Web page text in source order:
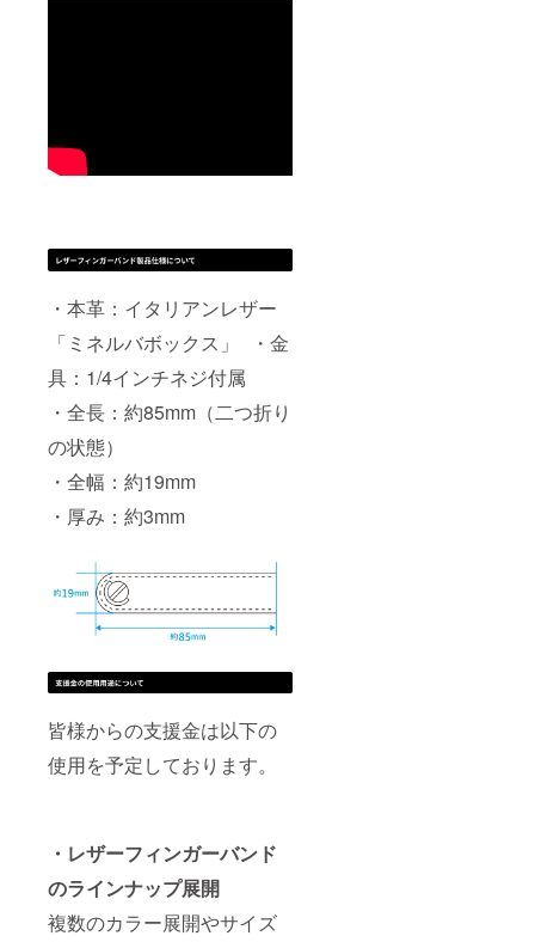
・本革：イタリアンレザー
「ミネルバボックス」 ・金
具：1/4インチネジ付属
・全長：約85mm（二つ折り
の状態）
・全幅：約19mm
・厚み：約3mm
皆様からの支援金は以下の
使用を予定しております。
・レザーフィンガーバンド
のラインナップ展開
複数のカラー展開やサイズ